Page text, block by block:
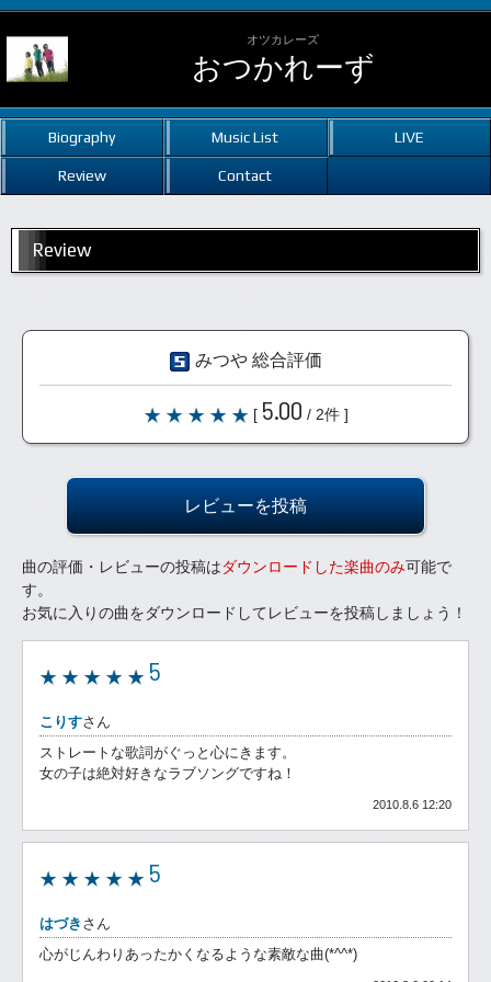
オツカレーズ
おつかれーず
Biography Music List LIVE
Review Contact
Review
みつや 総合評価
[ 5.00 / 2件 ]
レビューを投稿
曲の評価・レビューの投稿はダウンロードした楽曲のみ可能で
す。
お気に入りの曲をダウンロードしてレビューを投稿しましょう！
5
こりすさん
ストレートな歌詞がぐっと心にきます。
女の子は絶対好きなラブソングですね！
2010.8.6 12:20
5
はづき さん
心がじんわりあったかくなるような素敵な曲(*^^*)